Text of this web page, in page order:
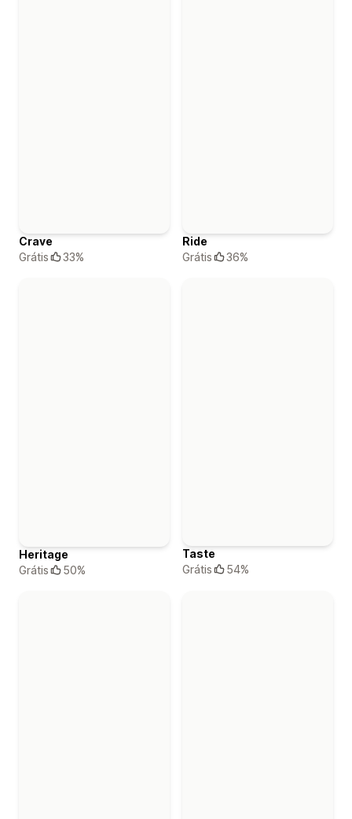
Crave
Grátis
33%
Ride
Grátis
36%
Heritage
Grátis
50%
Taste
Grátis
54%